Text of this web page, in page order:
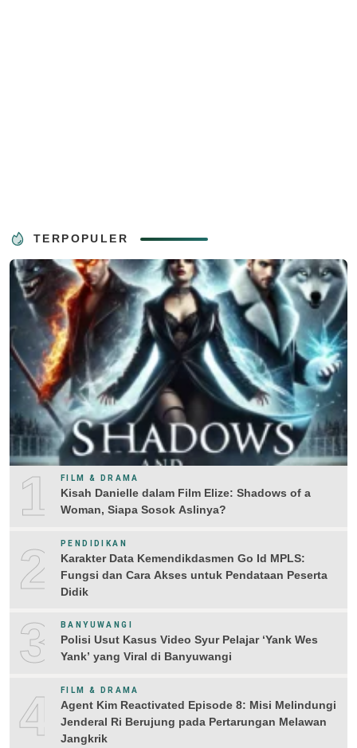
TERPOPULER
1 FILM & DRAMA
Kisah Danielle dalam Film Elize: Shadows of a
Woman, Siapa Sosok Aslinya?
2 PENDIDIKAN
Karakter Data Kemendikdasmen Go Id MPLS:
Fungsi dan Cara Akses untuk Pendataan Peserta
Didik
3 BANYUWANGI
Polisi Usut Kasus Video Syur Pelajar ‘Yank Wes
Yank’ yang Viral di Banyuwangi
4 FILM & DRAMA
Agent Kim Reactivated Episode 8: Misi Melindungi
Jenderal Ri Berujung pada Pertarungan Melawan
Jangkrik